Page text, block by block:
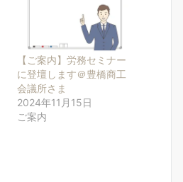
【ご案内】労務セミナー
に登壇します＠豊橋商工
会議所さま
2024年11月15日
ご案内